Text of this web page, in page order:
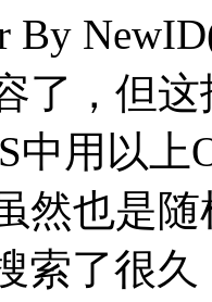
By
了，但
中用以
然也是
索了很